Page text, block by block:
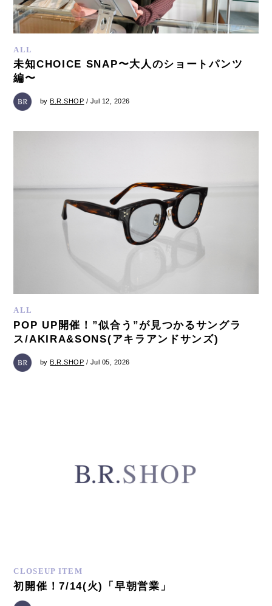
ALL
未知CHOICE SNAP〜大人のショートパンツ
編〜
byB.R.SHOP / Jul 12, 2026
ALL
POP UP開催！”似合う”が見つかるサングラ
ス/AKIRA&SONS(アキラアンドサンズ)
byB.R.SHOP / Jul 05, 2026
CLOSEUP ITEM
初開催！7/14(火)「早朝営業」